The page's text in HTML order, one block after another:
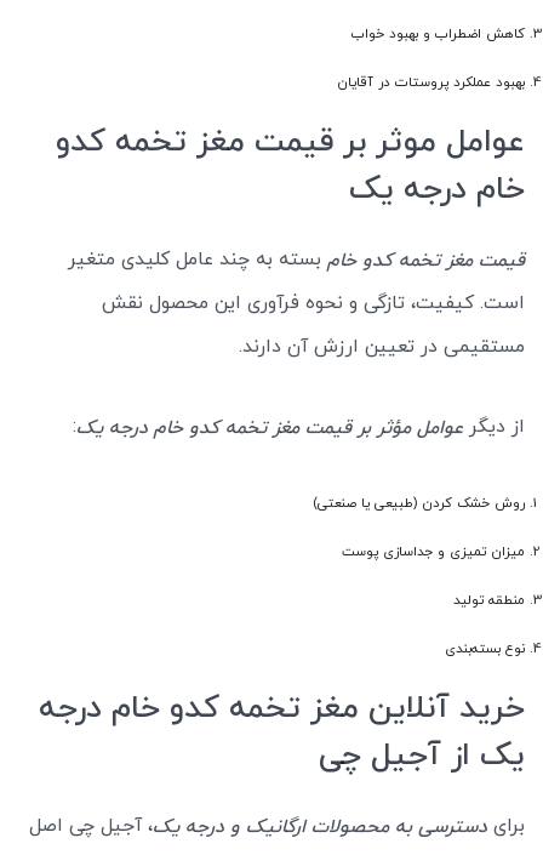
کاهش اضطراب و بهبود خواب
بهبود عملکرد پروستات در آقایان
عوامل موثر بر قیمت مغز تخمه کدو
خام درجه یک
قیمت مغز تخمه کدو خام بسته به چند عامل کلیدی متغیر
است. کیفیت، تازگی و نحوه فرآوری این محصول نقش
مستقیمی در تعیین ارزش آن دارند.
از دیگر عوامل مؤثر بر قیمت مغز تخمه کدو خام درجه یک:
روش خشک کردن (طبیعی یا صنعتی)
میزان تمیزی و جداسازی پوست
منطقه تولید
نوع بسته‌بندی
خرید آنلاین مغز تخمه کدو خام درجه
یک از آجیل چی
برای دسترسی به محصولات ارگانیک و درجه یک، آجیل چی اصل